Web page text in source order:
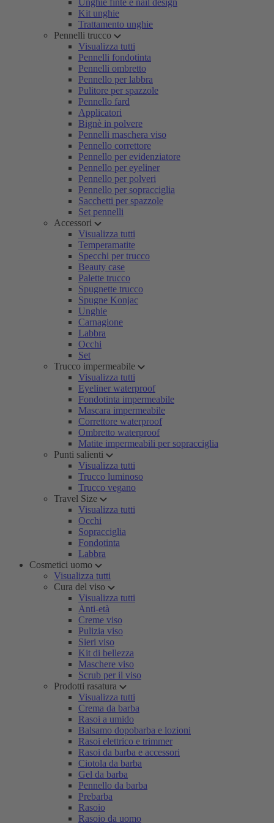
Unghie finte e nail design
Kit unghie
Trattamento unghie
Pennelli trucco
Visualizza tutti
Pennelli fondotinta
Pennelli ombretto
Pennello per labbra
Pulitore per spazzole
Pennello fard
Applicatori
Bignè in polvere
Pennelli maschera viso
Pennello correttore
Pennello per evidenziatore
Pennello per eyeliner
Pennello per polveri
Pennello per sopracciglia
Sacchetti per spazzole
Set pennelli
Accessori
Visualizza tutti
Temperamatite
Specchi per trucco
Beauty case
Palette trucco
Spugnette trucco
Spugne Konjac
Unghie
Carnagione
Labbra
Occhi
Set
Trucco impermeabile
Visualizza tutti
Eyeliner waterproof
Fondotinta impermeabile
Mascara impermeabile
Correttore waterproof
Ombretto waterproof
Matite impermeabili per sopracciglia
Punti salienti
Visualizza tutti
Trucco luminoso
Trucco vegano
Travel Size
Visualizza tutti
Occhi
Sopracciglia
Fondotinta
Labbra
Cosmetici uomo
Visualizza tutti
Cura del viso
Visualizza tutti
Anti-età
Creme viso
Pulizia viso
Sieri viso
Kit di bellezza
Maschere viso
Scrub per il viso
Prodotti rasatura
Visualizza tutti
Crema da barba
Rasoi a umido
Balsamo dopobarba e lozioni
Rasoi elettrico e trimmer
Rasoi da barba e accessori
Ciotola da barba
Gel da barba
Pennello da barba
Prebarba
Rasoio
Rasoio da uomo